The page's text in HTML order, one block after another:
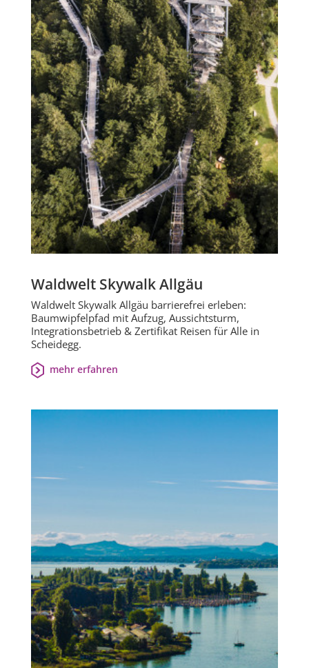
Waldwelt Skywalk Allgäu
Waldwelt Skywalk Allgäu barrierefrei erleben:
Baumwipfelpfad mit Aufzug, Aussichtsturm,
Integrationsbetrieb & Zertifikat Reisen für Alle in
Scheidegg.
mehr erfahren